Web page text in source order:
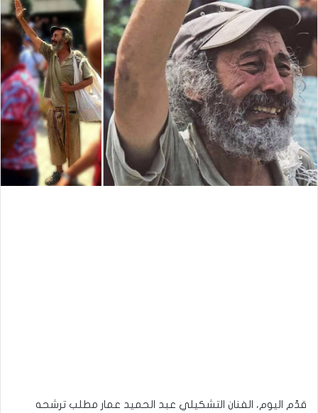
قدّم اليوم، الفنان التشكيلي عبد الحميد عمار مطلب ترشحه